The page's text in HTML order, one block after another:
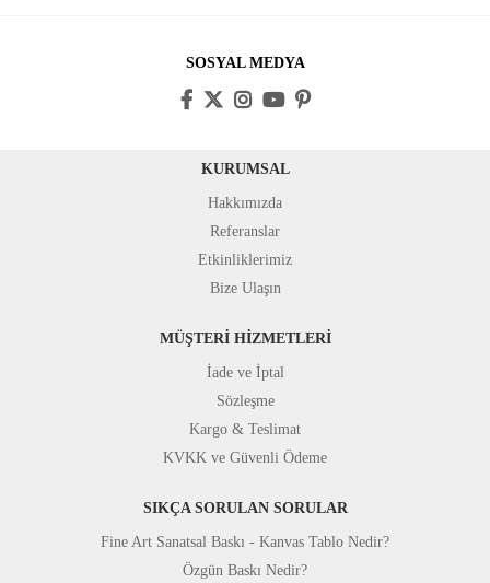
SOSYAL MEDYA
KURUMSAL
Hakkımızda
Referanslar
Etkinliklerimiz
Bize Ulaşın
MÜŞTERİ HİZMETLERİ
İade ve İptal
Sözleşme
Kargo & Teslimat
KVKK ve Güvenli Ödeme
SIKÇA SORULAN SORULAR
Fine Art Sanatsal Baskı - Kanvas Tablo Nedir?
Özgün Baskı Nedir?